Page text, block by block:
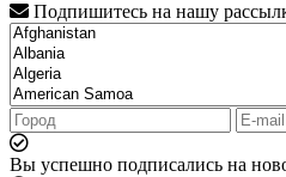
Подпишитесь на нашу
Вы успешно подписались на